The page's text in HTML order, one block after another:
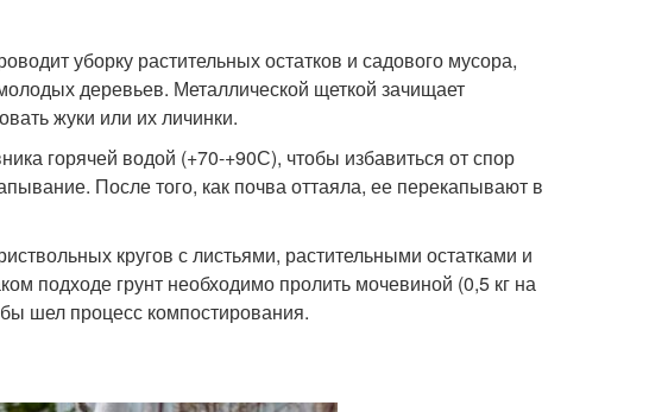
уборку растительных остатков и садового мусора,
деревьев. Металлической щеткой зачищает
жуки или их личинки.
горячей водой (+70-+90С), чтобы избавиться от спор
После того, как почва оттаяла, ее перекапывают в
кругов с листьями, растительными остатками и
подходе грунт необходимо пролить мочевиной (0,5 кг на
шел процесс компостирования.